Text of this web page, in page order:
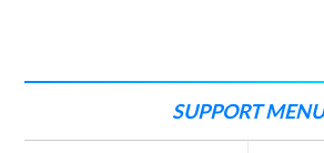
SUPPORT MENU